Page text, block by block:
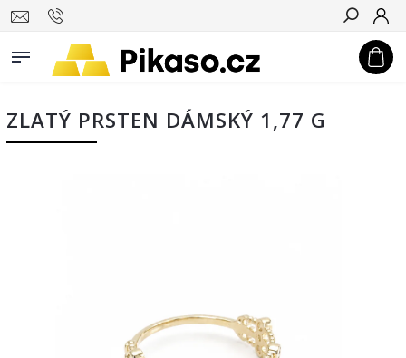
Hledat
ZLATÝ PRSTEN DÁMSKÝ 1,77 G